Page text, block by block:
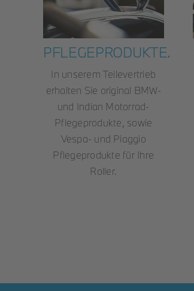
PFLEGEPRODUKTE.
In unserem Teilevertrieb
erhalten Sie original BMW-
und Indian Motorrad-
Pflegeprodukte, sowie
Vespa- und Piaggio
Pflegeprodukte für Ihre
Roller.